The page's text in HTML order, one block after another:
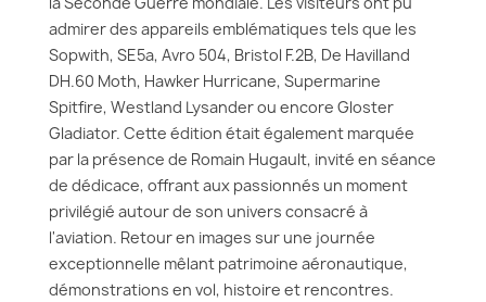
admirer des appareils emblématiques tels que les
Sopwith, SE5a, Avro 504, Bristol F.2B, De Havilland
DH.60 Moth, Hawker Hurricane, Supermarine
Spitfire, Westland Lysander ou encore Gloster
Gladiator. Cette édition était également marquée
par la présence de Romain Hugault, invité en séance
de dédicace, offrant aux passionnés un moment
privilégié autour de son univers consacré à
l'aviation. Retour en images sur une journée
exceptionnelle mêlant patrimoine aéronautique,
démonstrations en vol, histoire et rencontres.